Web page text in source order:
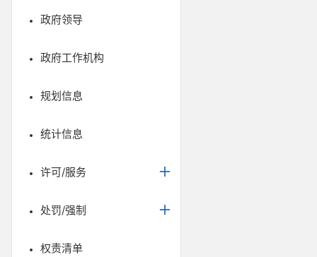
政府领导
政府工作机构
规划信息
统计信息
许可/服务
处罚/强制
权责清单